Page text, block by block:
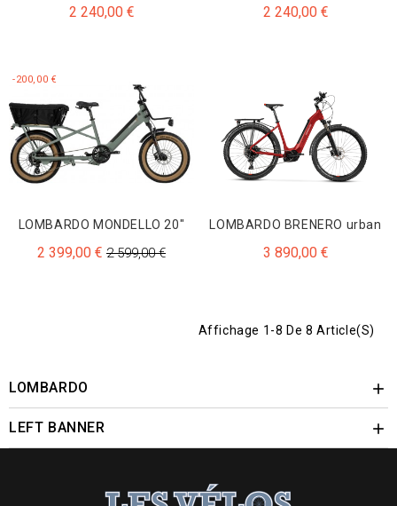
2 240,00 € 2 240,00 €
-200,00 €
LOMBARDO MONDELLO 20"
2 399,00 € 2 599,00 €
LOMBARDO BRENERO urban
3 890,00 €
Affichage 1-8 De 8 Article(s)
LOMBARDO 
LEFT BANNER 